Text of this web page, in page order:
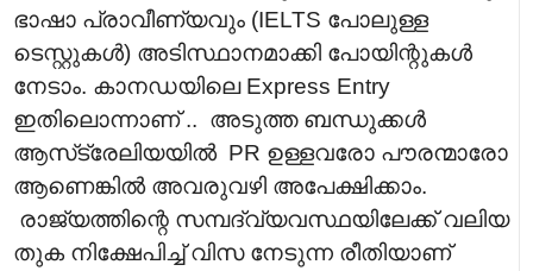
ഭാഷാ പ്രാവീണ്യവും (IELTS പോലുള്ള
ടെസ്റ്റുകൾ) അടിസ്ഥാനമാക്കി പോയിന്റുകൾ
നേടാം. കാനഡയിലെ Express Entry
ഇതിലൊന്നാണ് .. അടുത്ത ബന്ധുക്കൾ
ആസ്‌ട്രേലിയയിൽ PR ഉള്ളവരോ പൗരന്മാരോ
ആണെങ്കിൽ അവരുവഴി അപേക്ഷിക്കാം.
രാജ്യത്തിന്റെ സമ്പദ്‌വ്യവസ്ഥയിലേക്ക് വലിയ
തുക നിക്ഷേപിച്ച് വിസ നേടുന്ന രീതിയാണ്